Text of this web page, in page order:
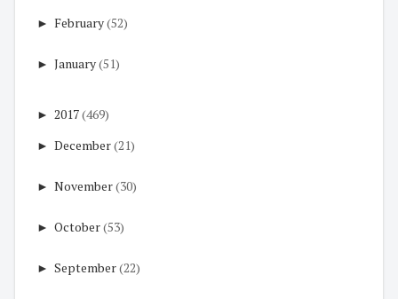
► February(52)
► January(51)
► 2017(469)
► December(21)
► November(30)
► October(53)
► September(22)